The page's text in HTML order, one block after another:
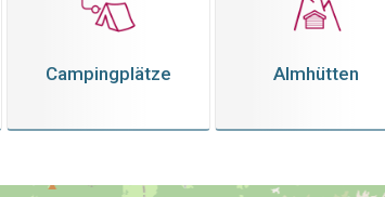
Campingplätze Almhütten